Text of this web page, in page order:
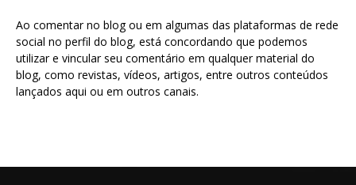
Ao comentar no blog ou em algumas das plataformas de rede
social no perfil do blog, está concordando que podemos
utilizar e vincular seu comentário em qualquer material do
blog, como revistas, vídeos, artigos, entre outros conteúdos
lançados aqui ou em outros canais.